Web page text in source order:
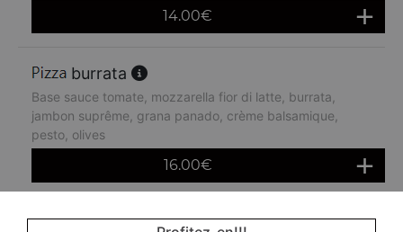
14.00€
burrata
Base sauce tomate, mozzarella fior di latte, burrata,
jambon suprême, grana panado, crème balsamique,
pesto, olives
16.00€
orientale